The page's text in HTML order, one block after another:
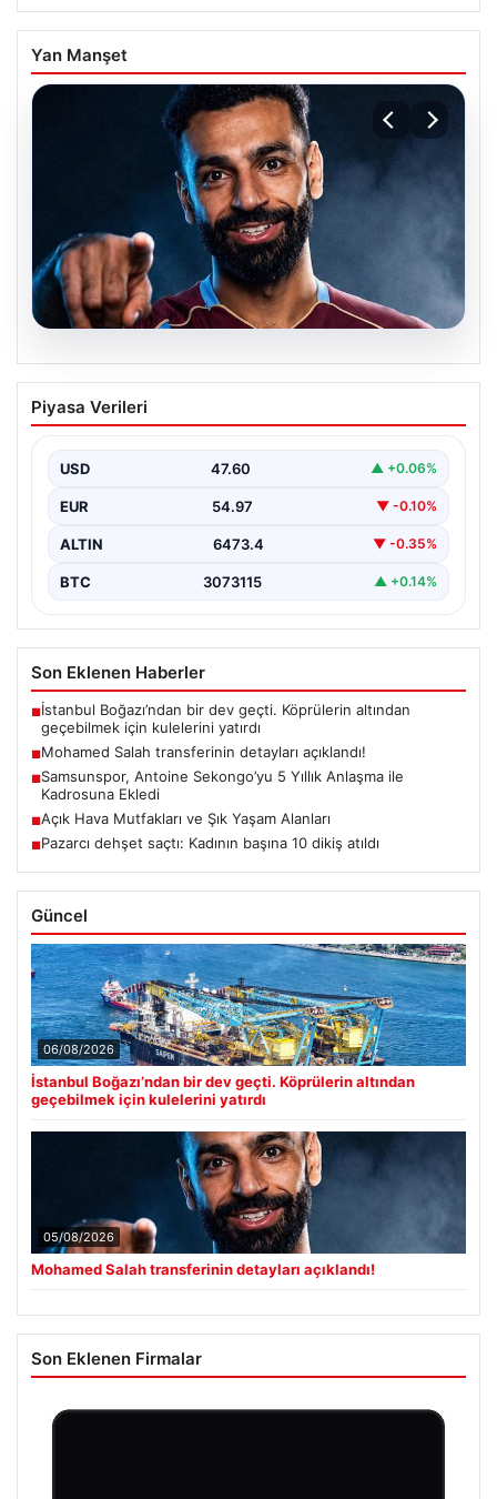
Yan Manşet
05.08.2026
Samsunspor, Antoine Sekongo’yu 5
Yıllık Anlaşma ile Kadrosuna Ekledi
devam ederek Fransa’nın önemli kulüplerinden USL
USD 47.60 ▲ +0.06%
EUR 54.97 ▼ -0.10%
ALTIN 6473.4 ▼ -0.35%
BTC 3073115 ▲ +0.14%
Son Eklenen Haberler
■İstanbul Boğazı’ndan bir dev geçti. Köprülerin altından
geçebilmek için kulelerini yatırdı
Mohamed Salah transferinin detayları açıklandı!
■Samsunspor, Antoine Sekongo’yu 5 Yıllık Anlaşma ile
Kadrosuna Ekledi
■Pazarcı dehşet saçtı: Kadının başına 10 dikiş atıldı
Güncel
06/08/2026
geçebilmek için kulelerini yatırdı
Mohamed Salah transferinin detayları açıklandı!